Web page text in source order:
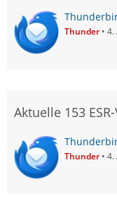
Thunder 4.
Aktuelle 153
Thunder 4.